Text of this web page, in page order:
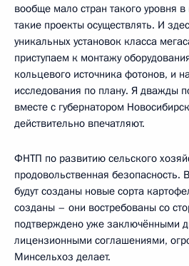
вообще мало стран такого уровня
такие проекты осуществлять. И
уникальных установок класса
приступаем к монтажу
кольцевого источника фотонов, и
исследования по плану. Я дважды
вместе с губернатором
действительно впечатляют.
ФНТП по развитию сельского
продовольственная безопасность.
будут созданы новые сорта
созданы – они востребованы со
подтверждено уже заключёнными
лицензионными соглашениями,
Минсельхоз делает.